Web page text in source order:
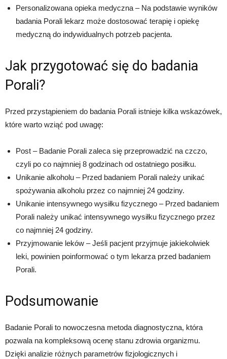
Personalizowana opieka medyczna – Na podstawie wyników
badania Porali lekarz może dostosować terapię i opiekę
medyczną do indywidualnych potrzeb pacjenta.
Jak przygotować się do badania
Porali?
Przed przystąpieniem do badania Porali istnieje kilka wskazówek,
które warto wziąć pod uwagę:
Post – Badanie Porali zaleca się przeprowadzić na czczo,
czyli po co najmniej 8 godzinach od ostatniego posiłku.
Unikanie alkoholu – Przed badaniem Porali należy unikać
spożywania alkoholu przez co najmniej 24 godziny.
Unikanie intensywnego wysiłku fizycznego – Przed badaniem
Porali należy unikać intensywnego wysiłku fizycznego przez
co najmniej 24 godziny.
Przyjmowanie leków – Jeśli pacjent przyjmuje jakiekolwiek
leki, powinien poinformować o tym lekarza przed badaniem
Porali.
Podsumowanie
Badanie Porali to nowoczesna metoda diagnostyczna, która
pozwala na kompleksową ocenę stanu zdrowia organizmu.
Dzięki analizie różnych parametrów fizjologicznych i